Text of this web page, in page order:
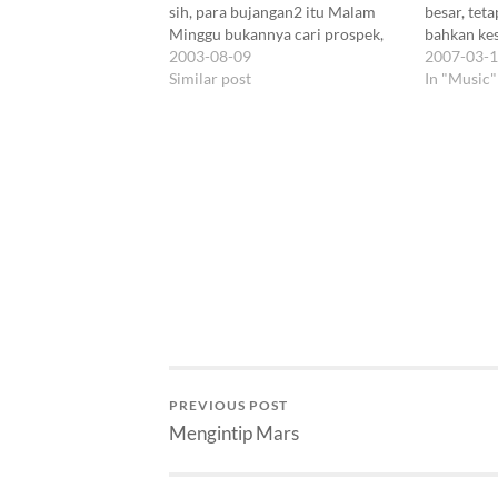
sih, para bujangan2 itu Malam
Minggu bukannya cari prospek,
malah ikutan ngintipin planet di
tempat gelap di pelosok Lembang.
2003-08-09
Similar post
besar,
bahkan
Atau
dianggap
2007-03-
In "Music"
PREVIOUS POST
Mengintip Mars